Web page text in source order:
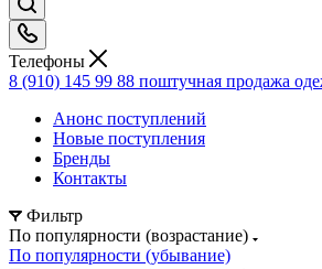
Телефоны
8 (910) 145 99 88 поштучная продажа
Анонс поступлений
Новые поступления
Бренды
Контакты
Фильтр
По популярности (возрастание)
По популярности (убывание)